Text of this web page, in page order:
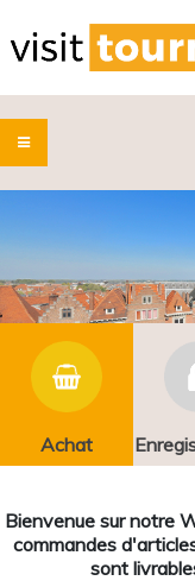
Achat
Bienvenue sur notre
commandes
sont